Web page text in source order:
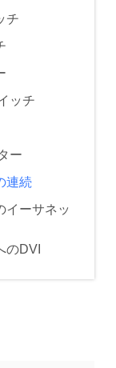
チ
ッチ
ー
連続
イーサネッ
のDVI